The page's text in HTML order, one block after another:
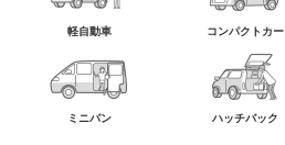
軽自動車 コンパクトカー
ミニバン ハッチバック